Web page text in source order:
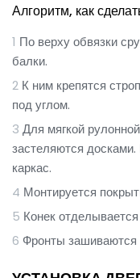
Алгоритм, как
По верху обвязки
балки.
К ним крепятся
под углом.
Для мягкой
застеляются
каркас.
Монтируется
Конек
Фронты зашиваются